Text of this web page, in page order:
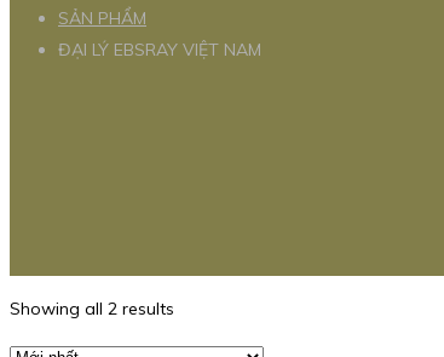
SẢN PHẨM
ĐẠI LÝ EBSRAY VIỆT NAM
Showing all 2 results